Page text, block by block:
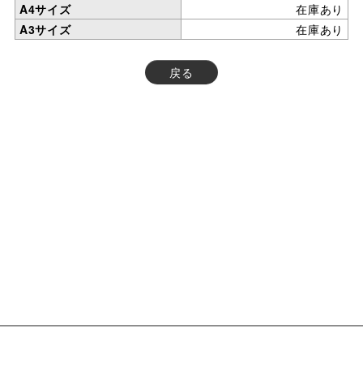
A4サイズ
在庫あり
A3サイズ
在庫あり
戻る